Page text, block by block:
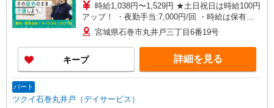
時給1,038円〜1,529円 ★土日祝日は時給100円
アップ！ ・夜勤手当:7,000円/回 ・時給は保有資
格により異なる ※給与幅は資格・経験等による
宮城県石巻市丸井戸三丁目6番19号
キープ 詳細を見る
パート
ツクイ石巻丸井戸（デイサービス）